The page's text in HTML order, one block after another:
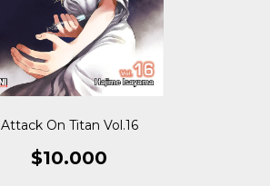
Attack On Titan Vol.16
$10.000